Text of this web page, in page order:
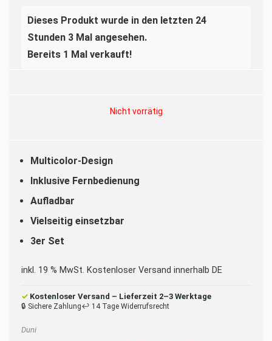
Dieses Produkt wurde in den letzten 24
Stunden 3 Mal angesehen.
Bereits 1 Mal verkauft!
Nicht vorrätig
Multicolor-Design
Inklusive Fernbedienung
Aufladbar
Vielseitig einsetzbar
3er Set
inkl. 19 % MwSt. Kostenloser Versand innerhalb DE
✓ Kostenloser Versand – Lieferzeit 2–3 Werktage
🔒 Sichere Zahlung↩ 14 Tage Widerrufsrecht
Duni